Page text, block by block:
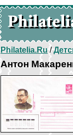
Philatelia.Ru/
Антон